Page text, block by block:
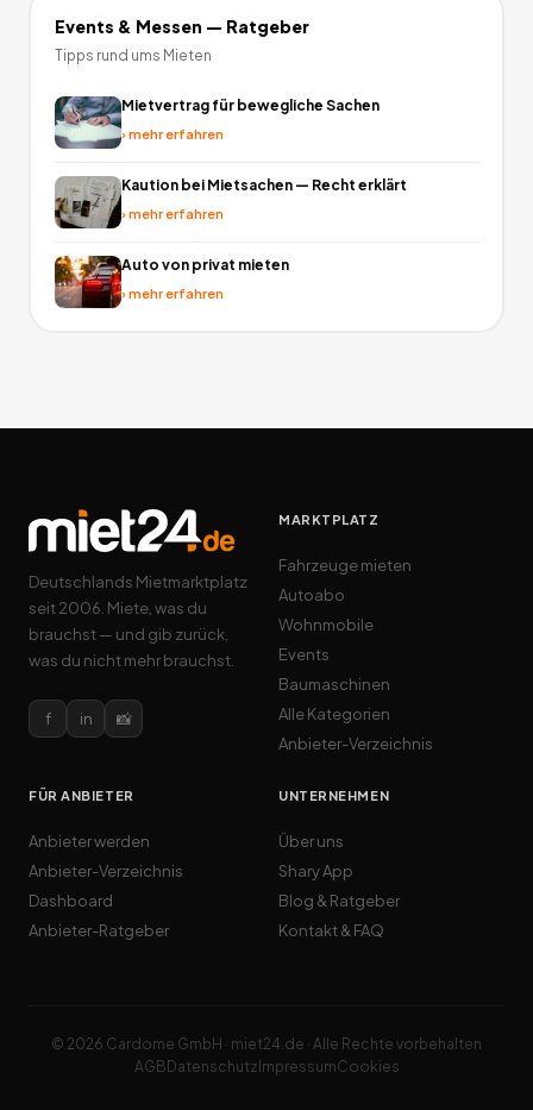
Events & Messen — Ratgeber
Tipps rund ums Mieten
Mietvertrag für bewegliche Sachen
›mehr erfahren
Kaution bei Mietsachen — Recht erklärt
›mehr erfahren
Auto von privat mieten
›mehr erfahren
Deutschlands Mietmarktplatz
seit 2006. Miete, was du
brauchst — und gib zurück,
was du nicht mehr brauchst.
f in 📸
MARKTPLATZ
Fahrzeuge mieten
Autoabo
Wohnmobile
Events
Baumaschinen
Alle Kategorien
Anbieter-Verzeichnis
FÜR ANBIETER
Anbieter werden
Anbieter-Verzeichnis
Dashboard
Anbieter-Ratgeber
UNTERNEHMEN
Über uns
Shary App
Blog & Ratgeber
Kontakt & FAQ
© 2026 Cardome GmbH · miet24.de · Alle Rechte vorbehalten
AGB Datenschutz ImpressumCookies